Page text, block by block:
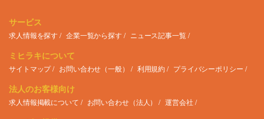
サービス
求人情報を探す 企業一覧から探す ニュース記事一覧
ミヒラキについて
サイトマップ お問い合わせ（一般） 利用規約 プライバシーポリシー
法人のお客様向け
求人情報掲載について お問い合わせ（法人） 運営会社